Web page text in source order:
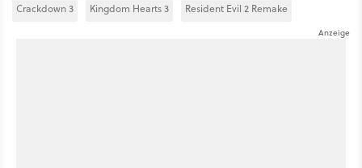
Crackdown 3
Kingdom Hearts 3 Resident Evil 2 Remake